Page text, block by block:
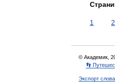
1 2
© Академик,
👣
Экспорт